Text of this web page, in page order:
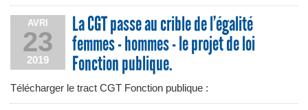
AVRI
23
2019
La CGT passe au crible de l’égalité
femmes - hommes - le projet de loi
Fonction publique.
Télécharger le tract CGT Fonction publique :